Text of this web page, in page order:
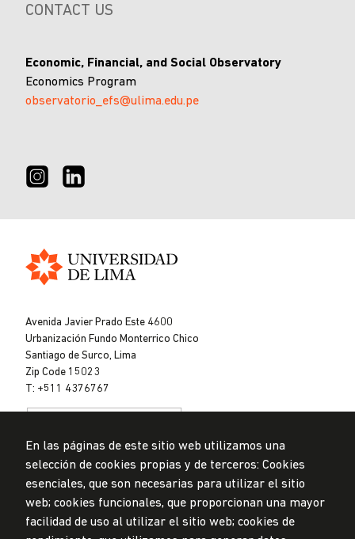
CONTACT US
Economic, Financial, and Social Observatory
Economics Program
observatorio_efs@ulima.edu.pe
de
Lima
Avenida Javier Prado Este 4600
Urbanización Fundo Monterrico Chico
Santiago de Surco, Lima
Zip Code 15023
T: +511 4376767
Data Protection Policy
Submission Office
En las páginas de este sitio web utilizamos una
selección de cookies propias y de terceros: Cookies
esenciales, que son necesarias para utilizar el sitio
web; cookies funcionales, que proporcionan una mayor
facilidad de uso al utilizar el sitio web; cookies de